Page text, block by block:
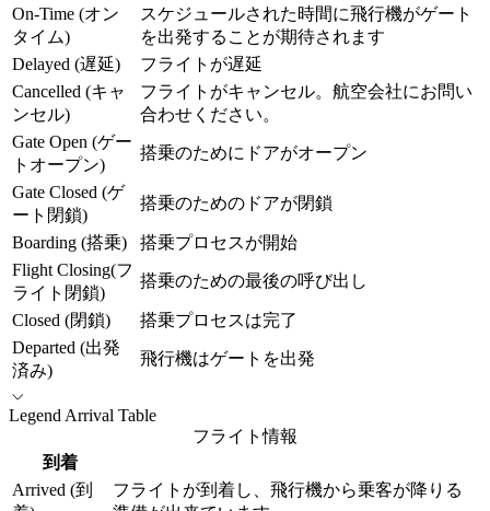
ー、
市
や
空
会
社
On-Time (オン
タイム)
スケジュールされた時間に飛行機がゲート
を出発することが期待されます
Delayed (遅延)
フライトが遅延
Cancelled (キャ
ンセル)
フライトがキャンセル。航空会社にお問い
合わせください。
Gate Open (ゲー
トオープン)
搭乗のためにドアがオープン
Gate Closed (ゲ
ート閉鎖)
搭乗のためのドアが閉鎖
Boarding (搭乗)
搭乗プロセスが開始
Flight Closing(フ
ライト閉鎖)
搭乗のための最後の呼び出し
Closed (閉鎖)
搭乗プロセスは完了
Departed (出発
済み)
飛行機はゲートを出発
Legend Arrival Table
フライト情報
到着
Arrived (到
フライトが到着し、飛行機から乗客が降りる